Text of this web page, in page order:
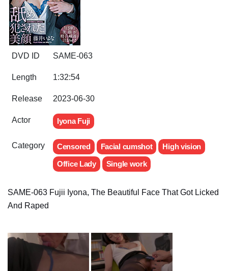
DVD ID SAME-063
Length 1:32:54
Release 2023-06-30
Actor Iyona Fuji
Category Censored Facial cumshot
High vision
Office Lady
Single work
SAME-063 Fujii Iyona, The Beautiful Face That Got Licked
And Raped